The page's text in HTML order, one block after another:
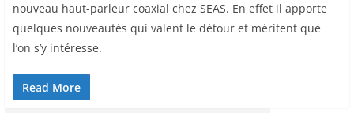
nouveau haut-parleur coaxial chez SEAS. En effet il apporte
quelques nouveautés qui valent le détour et méritent que
l’on s’y intéresse.
Read More